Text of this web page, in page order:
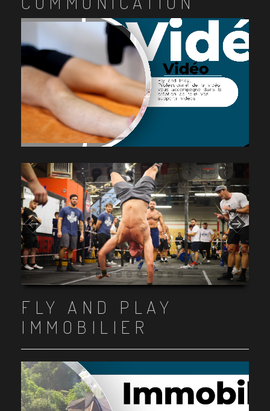
Item 1
Item 2
Item 3
Item 4
Item 5
Item 6
Item 7
Item 8
Item 9
Item 10
FLY AND PLAY
IMMOBILIER